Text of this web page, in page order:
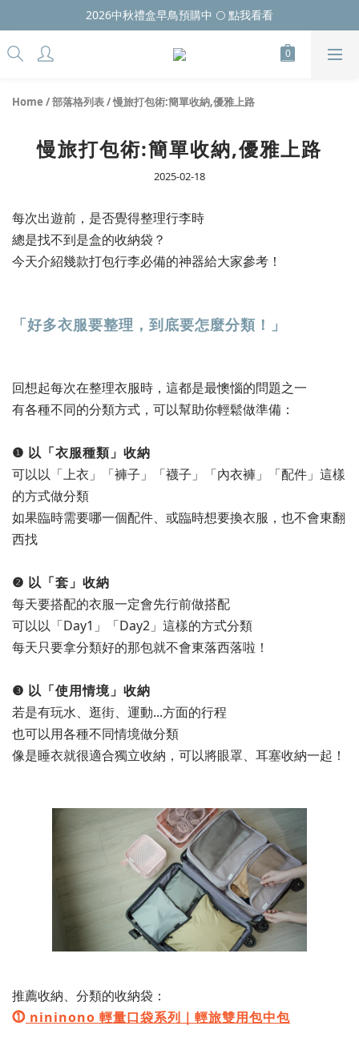
2026中秋禮盒早鳥預購中 🌕 點我看看
Home /部落格列表/慢旅打包術:簡單收納,優雅上路
慢旅打包術:簡單收納,優雅上路
2025-02-18
每次出遊前，是否覺得整理行李時
總是找不到是盒的收納袋？
今天介紹幾款打包行李必備的神器給大家參考！
「好多衣服要整理，到底要怎麼分類！」
回想起每次在整理衣服時，這都是最懊惱的問題之一
有各種不同的分類方式，可以幫助你輕鬆做準備：
❶ 以「衣服種類」收納
可以以「上衣」「褲子」「襪子」「內衣褲」「配件」這樣
的方式做分類
如果臨時需要哪一個配件、或臨時想要換衣服，也不會東翻
西找
❷ 以「套」收納
每天要搭配的衣服一定會先行前做搭配
可以以「Day1」「Day2」這樣的方式分類
每天只要拿分類好的那包就不會東落西落啦！
❸ 以「使用情境」收納
若是有玩水、逛街、運動...方面的行程
也可以用各種不同情境做分類
像是睡衣就很適合獨立收納，可以將眼罩、耳塞收納一起！
推薦收納、分類的收納袋：
⓵ nininono 輕量口袋系列｜輕旅雙用包中包